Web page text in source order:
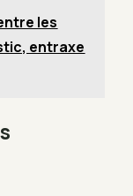
les
entraxe